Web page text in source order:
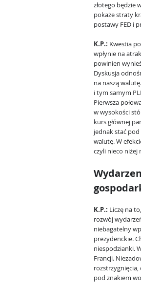
złotego będzie
pokaże straty
postawy FED i
K.P.: Kwestia
wpłynie na
powinien
Dyskusja
na naszą
i tym samym
Pierwsza
w wysokości
kurs głównej
jednak stać
walutę. W
czyli nieco niżej
K.P.: Liczę na
rozwój
niebagatelny
prezydenckie.
niespodzianki.
Francji.
pod znakiem